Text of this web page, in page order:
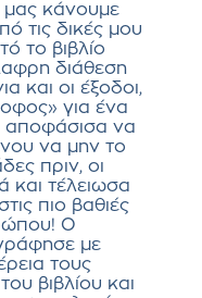
μας κάνουμε
τις δικές μου
το βιβλίο
διάθεση
και οι έξοδοι,
για ένα
αποφάσισα να
να μην το
πριν, οι
και τέλειωσα
πιο βαθιές
Ο
με
τους
βιβλίου και